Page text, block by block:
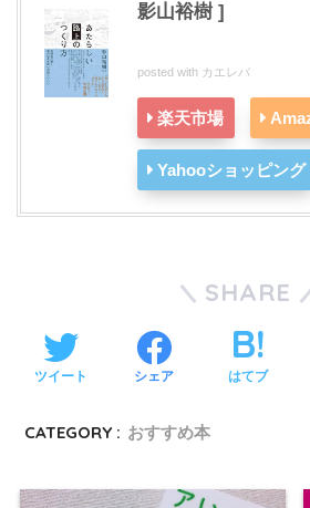
影山裕樹 ]
posted with カエレバ
楽天市場
Yahooショッピング
SHARE
ツイート シェア はてブ
CATEGORY : おすすめ本